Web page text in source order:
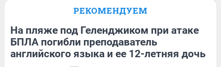
РЕКОМЕНДУЕМ
На пляже под Геленджиком при атаке
БПЛА погибли преподаватель
английского языка и ее 12-летняя дочь